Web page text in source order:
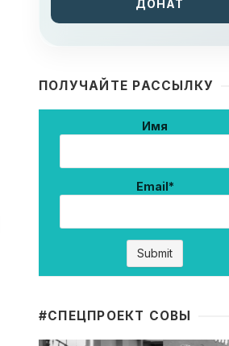
ДОНАТ
ПОЛУЧАЙТЕ РАССЫЛКУ
Имя
Email*
#CПЕЦПРОЕКТ СОВЫ